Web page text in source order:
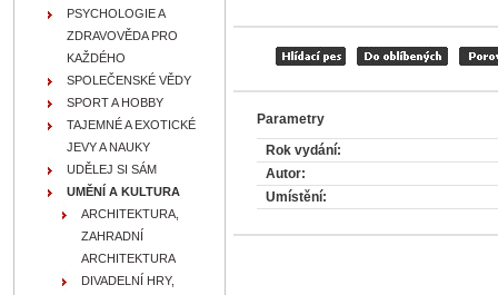
Parametry
Rok vydání:
Autor:
Umístění:
PSYCHOLOGIE A
ZDRAVOVĚDA PRO
KAŽDÉHO
SPOLEČENSKÉ VĚDY
SPORT A HOBBY
TAJEMNÉ A EXOTICKÉ
JEVY A NAUKY
UDĚLEJ SI SÁM
UMĚNÍ A KULTURA
ARCHITEKTURA,
ZAHRADNÍ
ARCHITEKTURA
DIVADELNÍ HRY,